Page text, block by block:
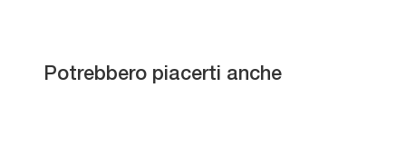
Potrebbero piacerti anche
23
Melograno composizione
25